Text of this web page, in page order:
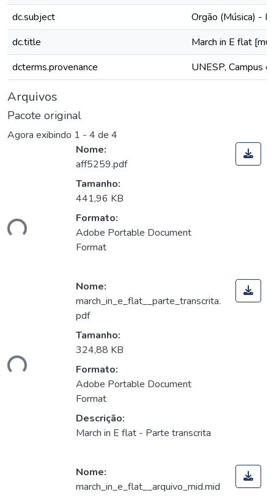
dc.subject
Orgão (Música) -
dc.title
March in E flat
dcterms.provenance
UNESP, Campus
Arquivos
Pacote original
Agora exibindo 1 - 4 de 4
Nome:
aff5259.pdf
Tamanho:
441,96 KB
Formato:
Adobe Portable Document
Format
Nome:
march_in_e_flat__parte_transcrita.
pdf
Tamanho:
324,88 KB
Formato:
Adobe Portable Document
Format
Descrição:
March in E flat - Parte transcrita
Nome:
march_in_e_flat__arquivo_mid.mid